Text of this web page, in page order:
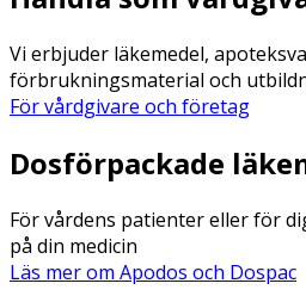
Vi erbjuder läkemedel,
förbrukningsmaterial och
För vårdgivare och företag
Dosförpackade
För vårdens patienter eller för
på din medicin
Läs mer om Apodos och Dospac